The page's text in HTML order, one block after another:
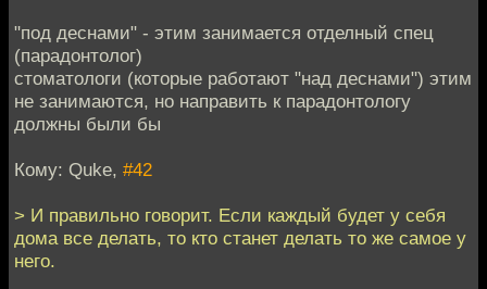
"под деснами" - этим занимается отделный спец
(парадонтолог)
стоматологи (которые работают "над деснами") этим
не занимаются, но направить к парадонтологу
должны были бы
Кому: Quke, #42
> И правильно говорит. Если каждый будет у себя
дома все делать, то кто станет делать то же самое у
него.